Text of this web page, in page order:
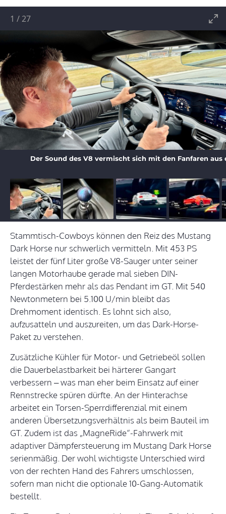
Der Sound des V8 vermischt sich mit den Fanfaren aus
1 /27
Stammtisch-Cowboys können den Reiz des Mustang
Dark Horse nur schwerlich vermitteln. Mit 453 PS
leistet der fünf Liter große V8-Sauger unter seiner
langen Motorhaube gerade mal sieben DIN-
Pferdestärken mehr als das Pendant im GT. Mit 540
Newtonmetern bei 5.100 U/min bleibt das
Drehmoment identisch. Es lohnt sich also,
aufzusatteln und auszureiten, um das Dark-Horse-
Paket zu verstehen.
Zusätzliche Kühler für Motor- und Getriebeöl sollen
die Dauerbelastbarkeit bei härterer Gangart
verbessern – was man eher beim Einsatz auf einer
Rennstrecke spüren dürfte. An der Hinterachse
arbeitet ein Torsen-Sperrdifferenzial mit einem
anderen Übersetzungsverhältnis als beim Bauteil im
GT. Zudem ist das „MagneRide“-Fahrwerk mit
adaptiver Dämpfersteuerung im Mustang Dark Horse
serienmäßig. Der wohl wichtigste Unterschied wird
von der rechten Hand des Fahrers umschlossen,
sofern man nicht die optionale 10-Gang-Automatik
bestellt.